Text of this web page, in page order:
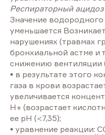
Респираторный ацидоз
Значение
уменьшается
нарушениях (травмах
бронхиальной астме и
снижению вентиляции
• в результате этого
газа в крови
увеличивается
Н+ (возрастает
ее pH (<7,35);
• уравнение реакции: